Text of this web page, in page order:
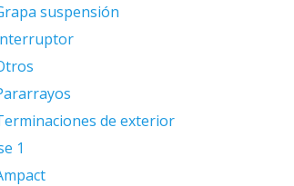
suspensión
de exterior
1